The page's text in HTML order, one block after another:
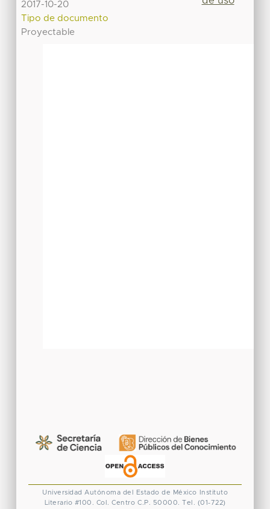
2017-10-20
Tipo de documento
Proyectable
Universidad Autónoma del Estado de México
Instituto
Literario #100. Col. Centro C.P. 50000. Tel. (01-722)